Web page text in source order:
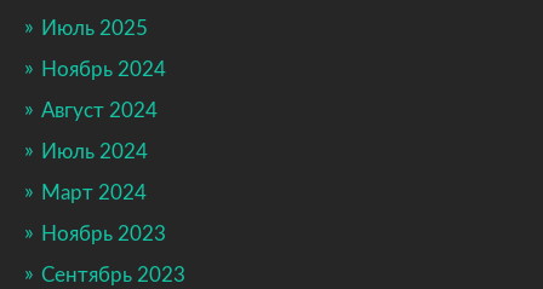
Июль 2025
Ноябрь 2024
Август 2024
Июль 2024
Март 2024
Ноябрь 2023
Сентябрь 2023